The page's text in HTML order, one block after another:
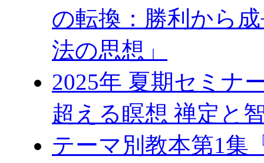
の転換：勝利から
法の思想」
2025年 夏期セミナ
超える瞑想 禅定と
テーマ別教本第1集